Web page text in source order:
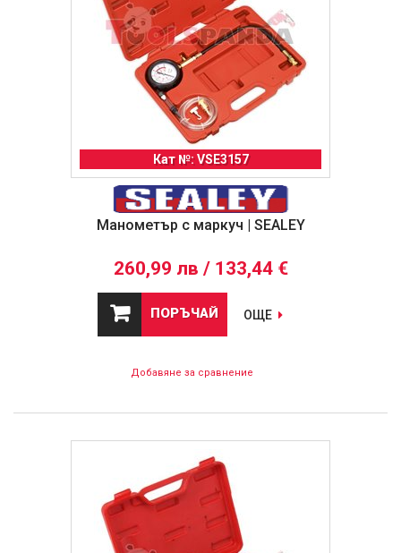
Кат №: VSE3157
Манометър с маркуч | SEALEY
260,99 лв / 133,44 €
ПОРЪЧАЙ ОЩЕ
Добавяне за сравнение